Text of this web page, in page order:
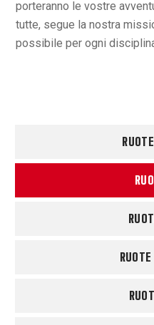
porteranno le vostre
tutte, segue la nostra
possibile per ogni